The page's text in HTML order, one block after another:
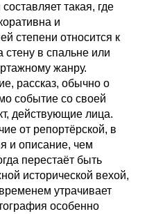
такая, где
и
степени относится к
стену в спальне или
жанру.
рассказ, обычно о
событие со своей
действующие лица.
от репортёрской, в
и описание, чем
перестаёт быть
исторической вехой,
утрачивает
особенно